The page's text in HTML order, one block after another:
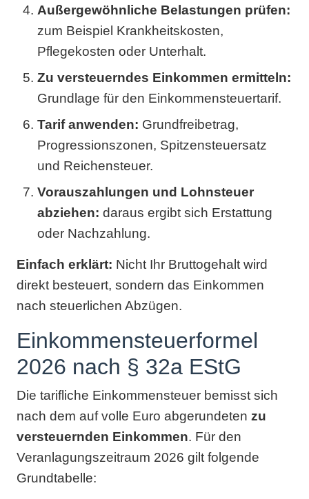
Außergewöhnliche Belastungen prüfen:
zum Beispiel Krankheitskosten,
Pflegekosten oder Unterhalt.
Zu versteuerndes Einkommen ermitteln:
Grundlage für den Einkommensteuertarif.
Tarif anwenden: Grundfreibetrag,
Progressionszonen, Spitzensteuersatz
und Reichensteuer.
Vorauszahlungen und Lohnsteuer
abziehen: daraus ergibt sich Erstattung
oder Nachzahlung.
Einfach erklärt: Nicht Ihr Bruttogehalt wird
direkt besteuert, sondern das Einkommen
nach steuerlichen Abzügen.
Einkommensteuerformel
2026 nach § 32a EStG
Die tarifliche Einkommensteuer bemisst sich
nach dem auf volle Euro abgerundeten zu
versteuernden Einkommen. Für den
Veranlagungszeitraum 2026 gilt folgende
Grundtabelle: